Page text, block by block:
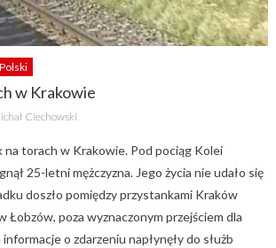
w Krakowie
Ciechowski
na torach w Krakowie. Pod pociąg Kolei
25-letni mężczyzna. Jego życia nie udało się
doszło pomiędzy przystankami Kraków
Łobzów, poza wyznaczonym przejściem dla
o zdarzeniu napłynęły do służb